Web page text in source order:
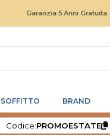
Garanzia 5 Anni Gratuita
BRAND
Codice:PROMOESTATE